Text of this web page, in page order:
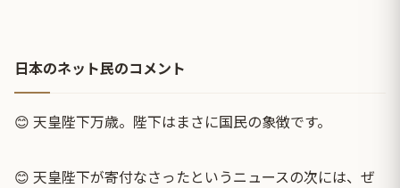
日本のネット民のコメント
😊 天皇陛下万歳。陛下はまさに国民の象徴です。
😊 天皇陛下が寄付なさったというニュースの次には、ぜ